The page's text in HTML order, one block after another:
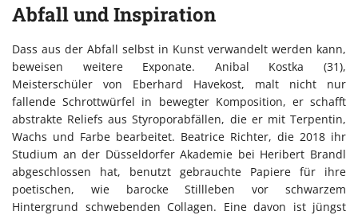
Abfall und Inspiration
Dass aus der Abfall selbst in Kunst verwandelt werden kann,
beweisen weitere Exponate. Anibal Kostka (31),
Meisterschüler von Eberhard Havekost, malt nicht nur
fallende Schrottwürfel in bewegter Komposition, er schafft
abstrakte Reliefs aus Styroporabfällen, die er mit Terpentin,
Wachs und Farbe bearbeitet. Beatrice Richter, die 2018 ihr
Studium an der Düsseldorfer Akademie bei Heribert Brandl
abgeschlossen hat, benutzt gebrauchte Papiere für ihre
poetischen, wie barocke Stillleben vor schwarzem
Hintergrund schwebenden Collagen. Eine davon ist jüngst